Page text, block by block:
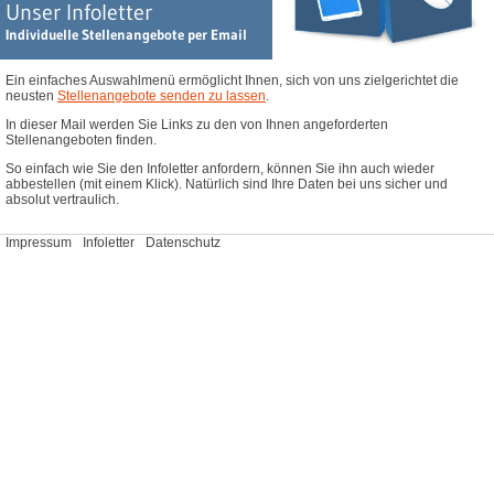
Sales Coatings & Adhesives Additive - Schweiz (m/w/d), Schweiz - Home Office
Unser Infoletter
Individuelle Stellenangebote per Email
Ein einfaches Auswahlmenü ermöglicht Ihnen, sich von uns zielgerichtet die
neusten Stellenangebote senden zu lassen
In dieser Mail werden Sie Links zu den von Ihnen angeforderten
Stellenangeboten finden.
So einfach wie Sie den Infoletter anfordern, können Sie ihn auch wieder
abbestellen (mit einem Klick). Natürlich sind Ihre Daten bei uns sicher und
absolut vertraulich.
Impressum Infoletter Datenschutz